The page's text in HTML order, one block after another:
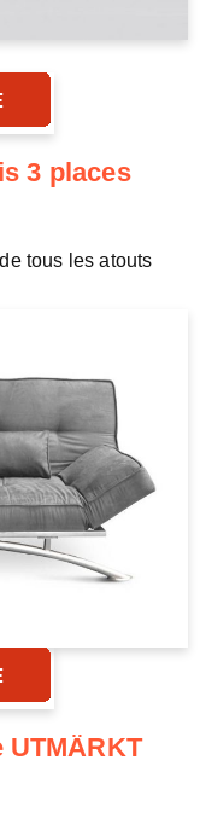
3 places
tous les atouts
UTMÄRKT